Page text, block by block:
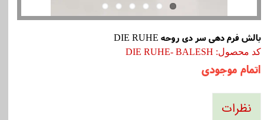
بالش فرم دهی سر دی روحه DIE RUHE
کد محصول: DIE RUHE- BALESH
اتمام موجودی
نظرات